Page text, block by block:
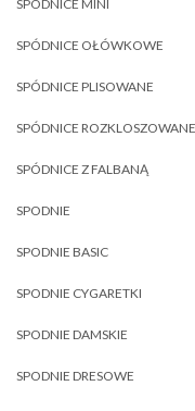
SPÓDNICE MINI
SPÓDNICE OŁÓWKOWE
SPÓDNICE PLISOWANE
SPÓDNICE ROZKLOSZOWANE
SPÓDNICE Z FALBANĄ
SPODNIE
SPODNIE BASIC
SPODNIE CYGARETKI
SPODNIE DAMSKIE
SPODNIE DRESOWE